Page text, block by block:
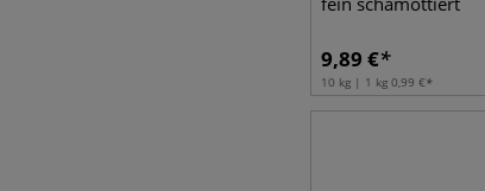
9,89 €
10 kg | 1 kg 0,99 €